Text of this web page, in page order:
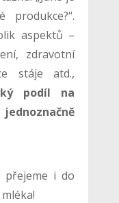
produkce?“.
aspektů –
zdravotní
stáje atd.,
podíl na
přejeme i do